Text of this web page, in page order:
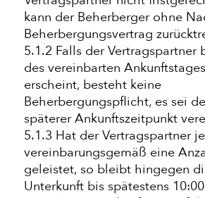
kann der Beherberger ohne
Beherbergungsvertrag
5.1.2 Falls der Vertragspartner
des vereinbarten
erscheint, besteht keine
Beherbergungspflicht, es sei
späterer Ankunftszeitpunkt
5.1.3 Hat der Vertragspartner
vereinbarungsgemäß eine
geleistet, so bleibt hingegen
Unterkunft bis spätestens